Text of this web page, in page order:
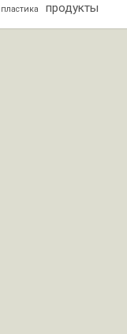
пластика продукты